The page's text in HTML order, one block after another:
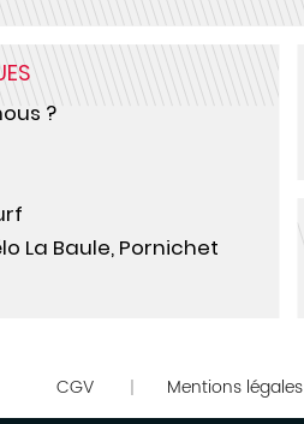
?
La Baule, Pornichet
CGV | Mentions légales